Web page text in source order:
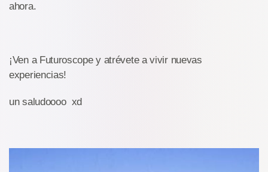
ahora.
¡Ven a Futuroscope y atrévete a vivir nuevas
experiencias!
un saludoooo xd